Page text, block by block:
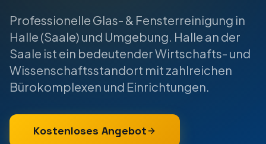
Professionelle Glas- & Fensterreinigung in
Halle (Saale) und Umgebung. Halle an der
Saale ist ein bedeutender Wirtschafts- und
Wissenschaftsstandort mit zahlreichen
Bürokomplexen und Einrichtungen.
Kostenloses Angebot